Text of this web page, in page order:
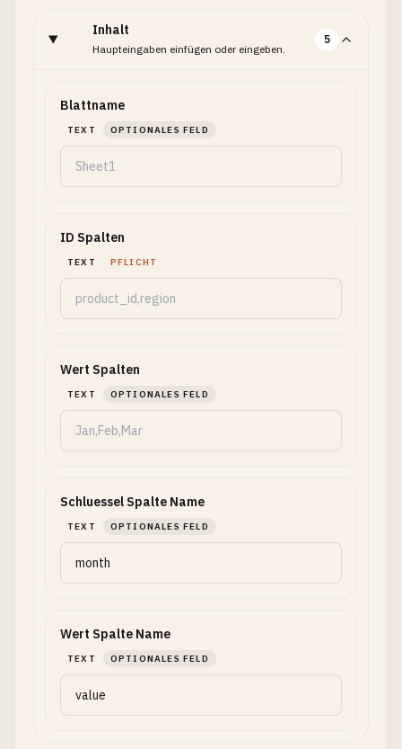
Inhalt
Haupteingaben einfügen oder eingeben.
5
Blattname
TEXT OPTIONALES FELD
ID Spalten
TEXT PFLICHT
Wert Spalten
TEXT OPTIONALES FELD
Schluessel Spalte Name
TEXT OPTIONALES FELD
Wert Spalte Name
TEXT OPTIONALES FELD